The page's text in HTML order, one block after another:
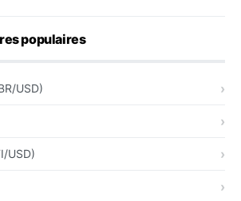
populaires
USD)
USD)